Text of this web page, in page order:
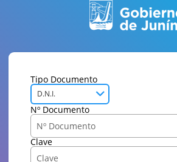
Tipo Documento
D.N.I.
Nº Documento
Clave